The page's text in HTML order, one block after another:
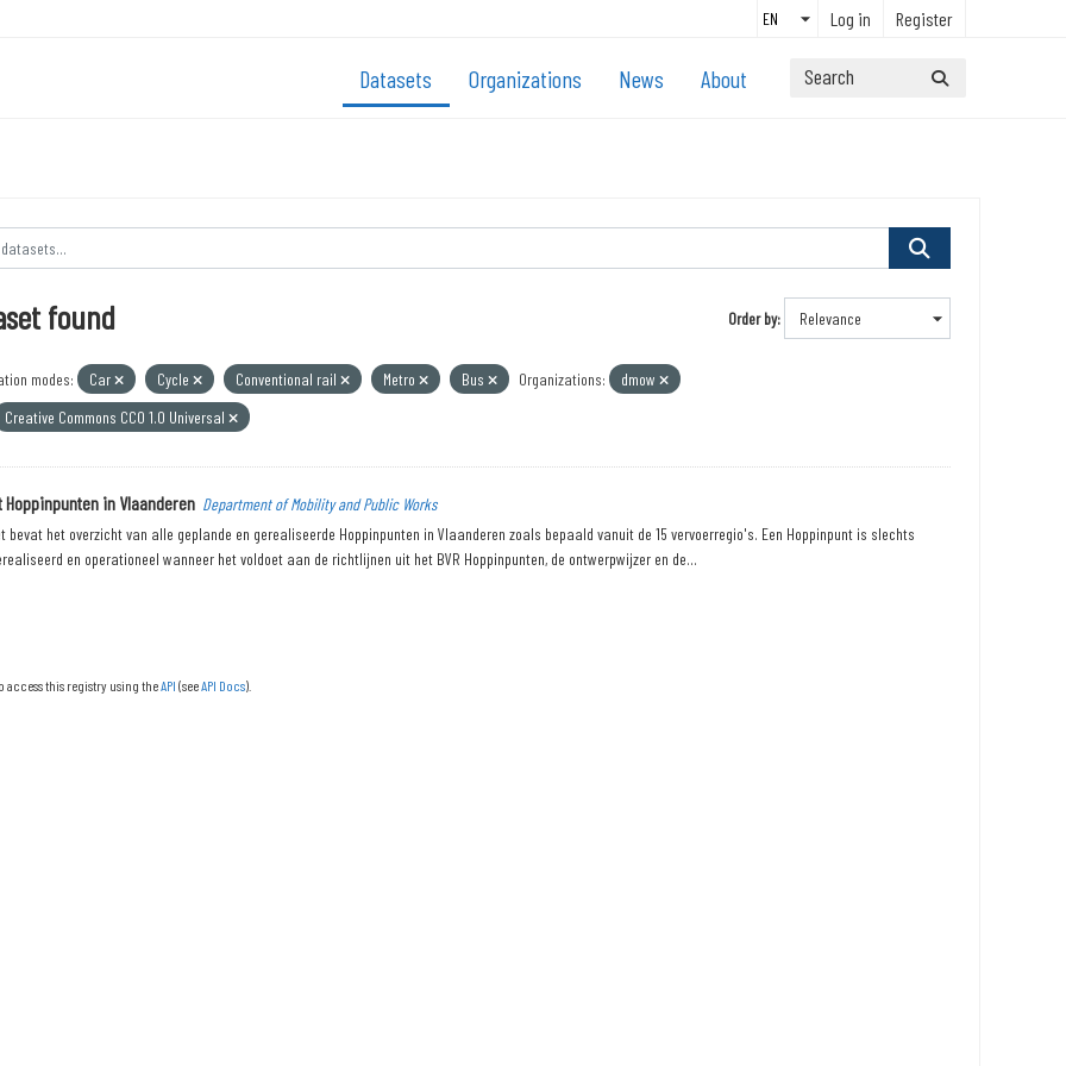
Log in Register
Datasets Organizations News About
Order by
found
modes: Car Cycle Conventional rail Metro Bus Organizations:
dmow
Creative Commons CC0 1.0 Universal
Hoppinpunten in Vlaanderen Department of Mobility and Public Works
bevat het overzicht van alle geplande en gerealiseerde Hoppinpunten in Vlaanderen zoals bepaald vanuit de 15 vervoerregio's. Een Hoppinpunt is slechts
en operationeel wanneer het voldoet aan de richtlijnen uit het BVR Hoppinpunten, de ontwerpwijzer en de...
access this registry using theAPI (seeAPI Docs).